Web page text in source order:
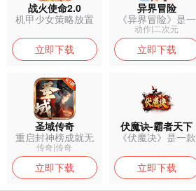
战火使命2.0
机甲少女策略放置
立即下载
异界冒险
《异界冒险》是一
款以奇异世界...
动作|二次元
立即下载
圣域传奇
重启封神榜成就无
上传奇
传奇|传奇
立即下载
伏魔诀-霸者天下
《伏魔决》是一款
立即下载